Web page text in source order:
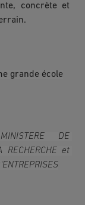
concrète et
grande école
DE
RECHERCHE et